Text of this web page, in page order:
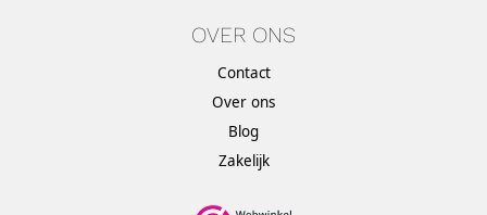
OVER ONS
Contact
Over ons
Blog
Zakelijk